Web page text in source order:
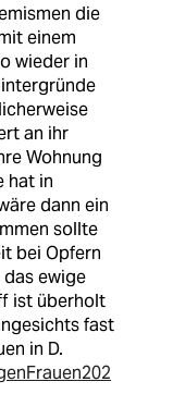
die
einem
wieder in
an ihr
Wohnung
hat in
dann ein
sollte
bei Opfern
ewige
ist überholt
fast
in D.